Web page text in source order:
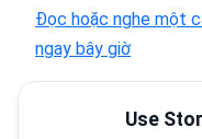
Đọc hoặc nghe một
ngay bây giờ
Use